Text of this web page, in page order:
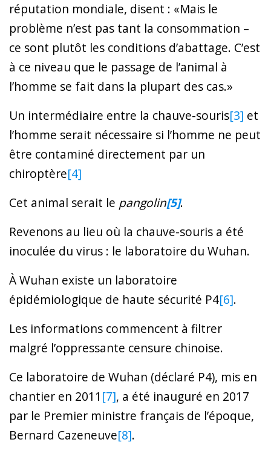
réputation mondiale, disent : «Mais le
problème n’est pas tant la consommation –
ce sont plutôt les conditions d’abattage. C’est
à ce niveau que le passage de l’animal à
l’homme se fait dans la plupart des cas.»
Un intermédiaire entre la chauve-souris[3] et
l’homme serait nécessaire si l’homme ne peut
être contaminé directement par un
chiroptère[4]
Cet animal serait le pangolin[5].
Revenons au lieu où la chauve-souris a été
inoculée du virus : le laboratoire du Wuhan.
À Wuhan existe un laboratoire
épidémiologique de haute sécurité P4[6].
Les informations commencent à filtrer
malgré l’oppressante censure chinoise.
Ce laboratoire de Wuhan (déclaré P4), mis en
chantier en 2011 [7], a été inauguré en 2017
par le Premier ministre français de l’époque,
Bernard Cazeneuve[8].